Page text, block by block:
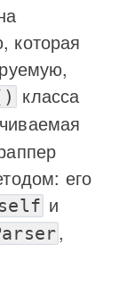
которая
класса
его
self и
,